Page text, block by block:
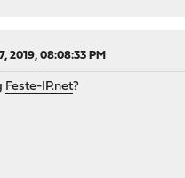
2019, 08:08:33 PM
Feste-IP.net?